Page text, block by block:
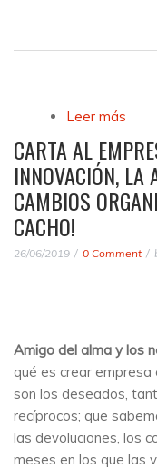
Leer más
muy
CARTA AL
INNOVACIÓN, LA
CAMBIOS
CACHO!
26/06/2019 0 Comment
Amigo del alma y los
qué es crear
son los deseados,
recíprocos; que
las devoluciones, los
meses en los que las